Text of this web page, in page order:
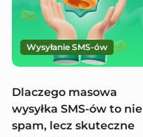
Wysyłanie SMS-ów
Dlaczego masowa
wysyłka SMS-ów to nie
spam, lecz skuteczne